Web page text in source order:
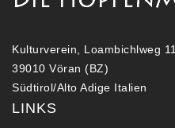
Kulturverein, Loambichlweg 11
39010 Vöran (BZ)
Südtirol/Alto Adige Italien
LINKS